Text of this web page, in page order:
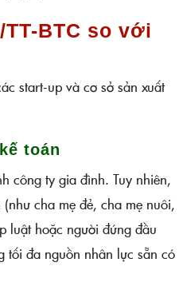
BTC so với
start-up và cơ sở sản xuất
toán
công ty gia đình. Tuy nhiên,
cha mẹ đẻ, cha mẹ nuôi,
luật hoặc người đứng đầu
tối đa nguồn nhân lực sẵn có